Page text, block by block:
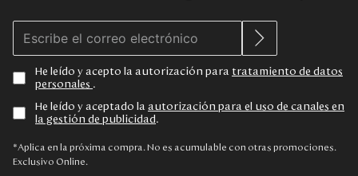
He leído y acepto la autorización para tratamiento de datos
personales .
He leído y aceptado la autorización para el uso de canales en
la gestión de publicidad .
*Aplica en la próxima compra. No es acumulable con otras promociones.
Exclusivo Online.